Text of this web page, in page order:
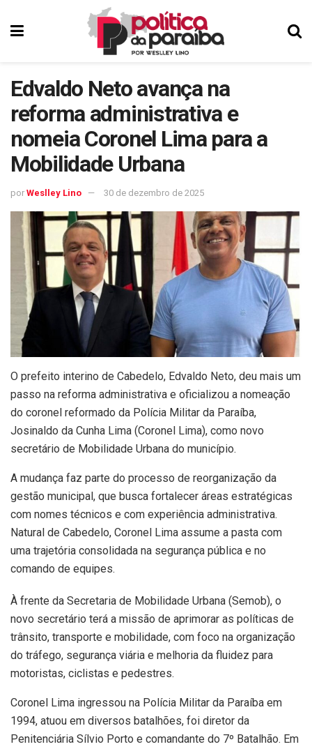
Edvaldo Neto avança na
reforma administrativa e
nomeia Coronel Lima para a
Mobilidade Urbana
por Weslley Lino 30 de dezembro de 2025
O prefeito interino de Cabedelo, Edvaldo Neto, deu mais um
passo na reforma administrativa e oficializou a nomeação
do coronel reformado da Polícia Militar da Paraíba,
Josinaldo da Cunha Lima (Coronel Lima), como novo
secretário de Mobilidade Urbana do município.
A mudança faz parte do processo de reorganização da
gestão municipal, que busca fortalecer áreas estratégicas
com nomes técnicos e com experiência administrativa.
Natural de Cabedelo, Coronel Lima assume a pasta com
uma trajetória consolidada na segurança pública e no
comando de equipes.
À frente da Secretaria de Mobilidade Urbana (Semob), o
novo secretário terá a missão de aprimorar as políticas de
trânsito, transporte e mobilidade, com foco na organização
do tráfego, segurança viária e melhoria da fluidez para
motoristas, ciclistas e pedestres.
Coronel Lima ingressou na Polícia Militar da Paraíba em
1994, atuou em diversos batalhões, foi diretor da
Penitenciária Sílvio Porto e comandante do 7º Batalhão. Em